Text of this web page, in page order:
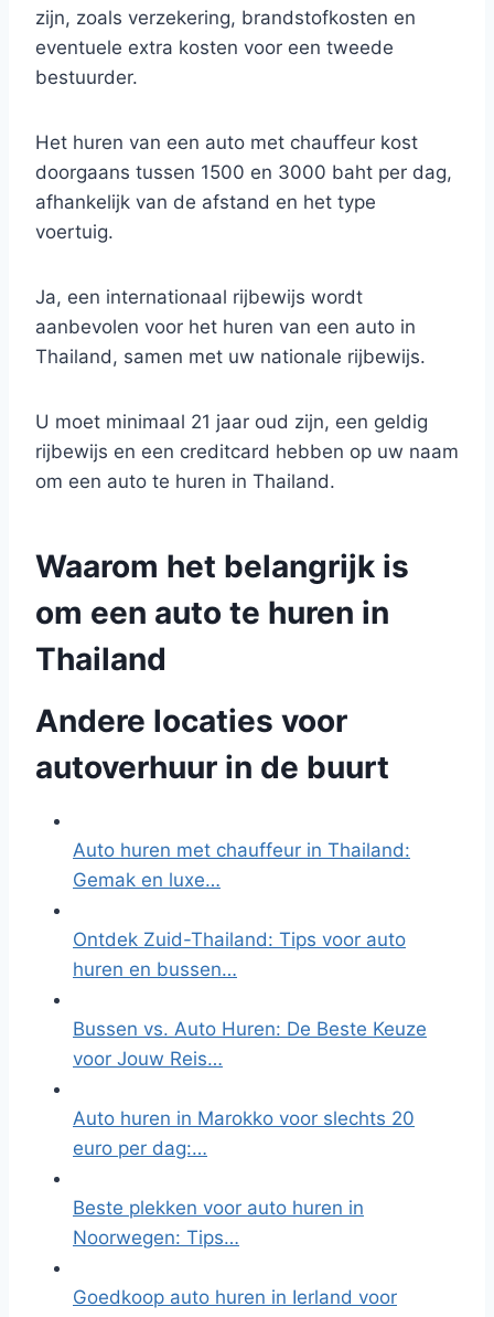
zijn, zoals verzekering, brandstofkosten en
eventuele extra kosten voor een tweede
bestuurder.
Het huren van een auto met chauffeur kost
doorgaans tussen 1500 en 3000 baht per dag,
afhankelijk van de afstand en het type
voertuig.
Ja, een internationaal rijbewijs wordt
aanbevolen voor het huren van een auto in
Thailand, samen met uw nationale rijbewijs.
U moet minimaal 21 jaar oud zijn, een geldig
rijbewijs en een creditcard hebben op uw naam
om een auto te huren in Thailand.
Waarom het belangrijk is
om een auto te huren in
Thailand
Andere locaties voor
autoverhuur in de buurt
Auto huren met chauffeur in Thailand:
Gemak en luxe…
Ontdek Zuid-Thailand: Tips voor auto
huren en bussen…
Bussen vs. Auto Huren: De Beste Keuze
voor Jouw Reis…
Auto huren in Marokko voor slechts 20
euro per dag:…
Beste plekken voor auto huren in
Noorwegen: Tips…
Goedkoop auto huren in Ierland voor